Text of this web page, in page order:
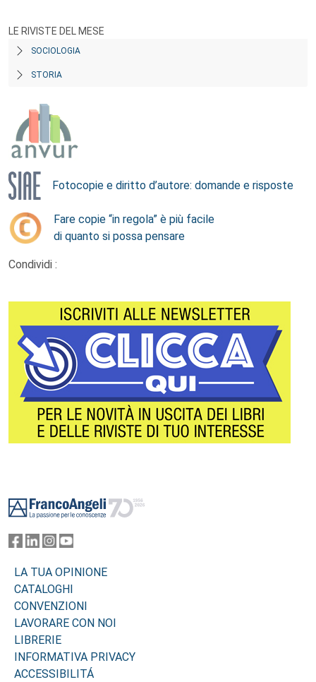
LE RIVISTE DEL MESE
SOCIOLOGIA
STORIA
Fotocopie e diritto d’autore: domande e risposte
Fare copie “in regola” è più facile
di quanto si possa pensare
Condividi :
LA TUA OPINIONE
CATALOGHI
CONVENZIONI
LAVORARE CON NOI
LIBRERIE
INFORMATIVA PRIVACY
ACCESSIBILITÁ